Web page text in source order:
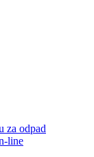
za odpad
line